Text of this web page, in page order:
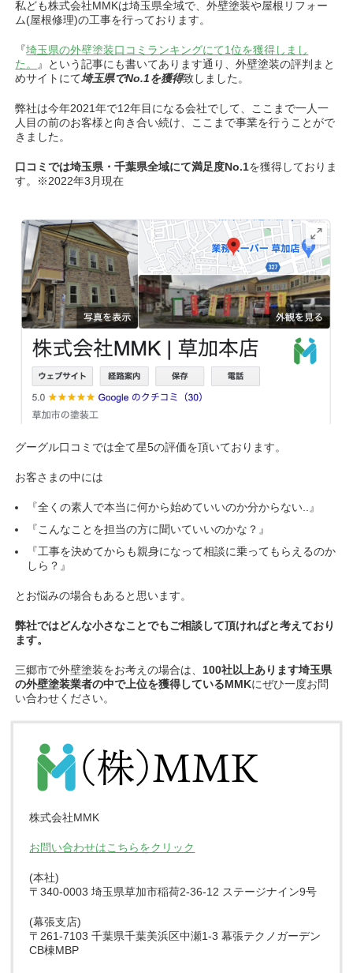
私ども株式会社MMKは埼玉県全域で、外壁塗装や屋根リフォー
ム(屋根修理)の工事を行っております。
『埼玉県の外壁塗装口コミランキングにて1位を獲得しまし
た。 』という記事にも書いてあります通り、外壁塗装の評判まと
めサイトにて埼玉県でNo.1を獲得致しました。
弊社は今年2021年で12年目になる会社でして、ここまで一人一
人目の前のお客様と向き合い続け、ここまで事業を行うことがで
きました。
口コミでは埼玉県・千葉県全域にて満足度No.1を獲得しておりま
す。※2022年3月現在
グーグル口コミでは全て星5の評価を頂いております。
お客さまの中には
『全くの素人で本当に何から始めていいのか分からない..』
『こんなことを担当の方に聞いていいのかな？』
『工事を決めてからも親身になって相談に乗ってもらえるのか
しら？』
とお悩みの場合もあると思います。
弊社ではどんな小さなことでもご相談して頂ければと考えており
ます。
三郷市で外壁塗装をお考えの場合は、100社以上あります埼玉県
の外壁塗装業者の中で上位を獲得しているMMKにぜひ一度お問
い合わせください。
株式会社MMK
お問い合わせはこちらをクリック
(本社)
〒340-0003 埼玉県草加市稲荷2-36-12 ステージナイン9号
(幕張支店)
〒261-7103 千葉県千葉美浜区中瀬1-3 幕張テクノガーデン
CB棟MBP